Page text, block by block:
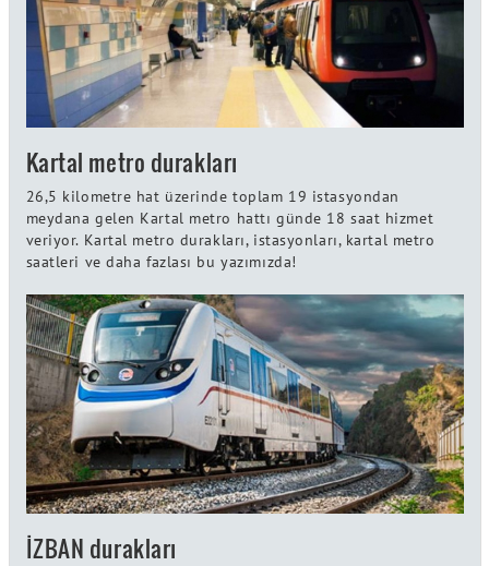
Kartal metro durakları
26,5 kilometre hat üzerinde toplam 19 istasyondan
meydana gelen Kartal metro hattı günde 18 saat hizmet
veriyor. Kartal metro durakları, istasyonları, kartal metro
saatleri ve daha fazlası bu yazımızda!
İZBAN durakları